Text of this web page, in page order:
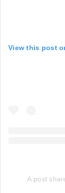
View this post
A post